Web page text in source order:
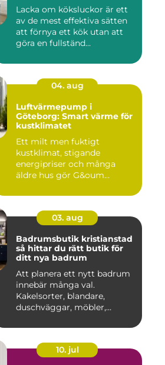
Lacka om köksluckor är ett
av de mest effektiva sätten
att förnya ett kök utan att
göra en fullständ...
04. aug
Luftvärmepump i
Göteborg: Smart värme för
kustklimatet
Ett milt men fuktigt
kustklimat, stigande
energipriser och många
äldre hus gör G&oum...
03. aug
Badrumsbutik kristianstad
så hittar du rätt butik för
ditt nya badrum
Att planera ett nytt badrum
innebär många val.
Kakelsorter, blandare,
duschväggar, möbler,
10. jul